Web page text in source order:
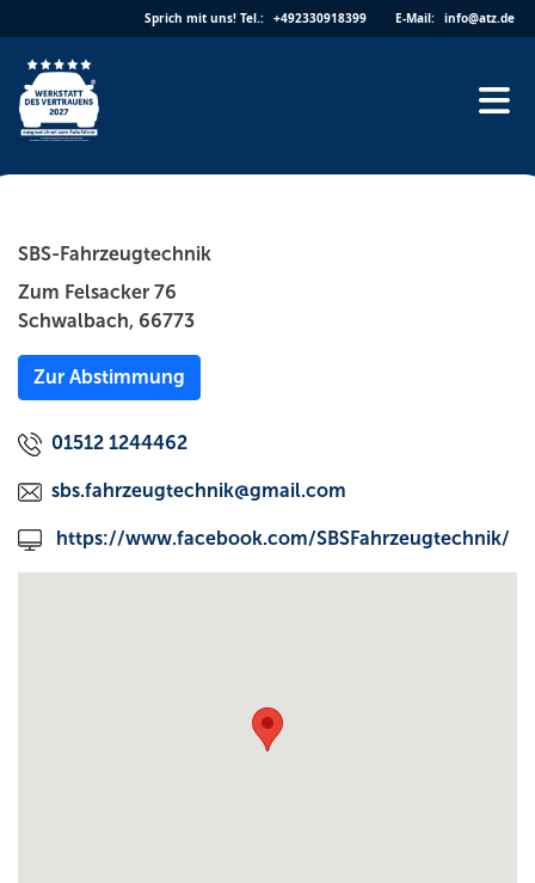
to
content
Sprich mit uns! Tel.: +492330918399 E-Mail: info@atz.de
SBS-Fahrzeugtechnik
Zum Felsacker 76
Schwalbach, 66773
Zur Abstimmung
01512 1244462
sbs.fahrzeugtechnik@gmail.com
https://www.facebook.com/SBSFahrzeugtechnik/